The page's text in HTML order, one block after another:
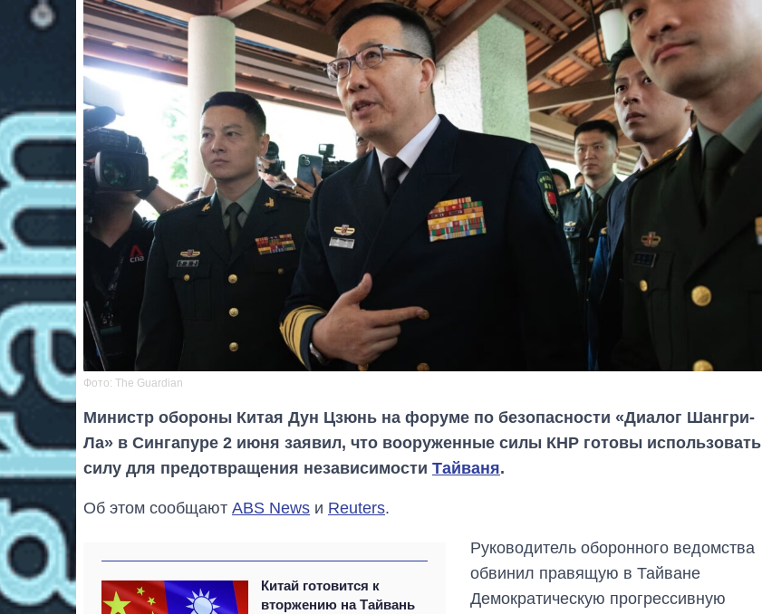
Фото: The Guardian
Министр обороны Китая Дун Цзюнь на форуме по безопасности «Диалог Шангри-
Ла» в Сингапуре 2 июня заявил, что вооруженные силы КНР готовы использовать
силу для предотвращения независимости Тайваня.
Об этом сообщают ABS News и Reuters.
Китай готовится к
вторжению на Тайвань
Руководитель оборонного ведомства
обвинил правящую в Тайване
Демократическую прогрессивную